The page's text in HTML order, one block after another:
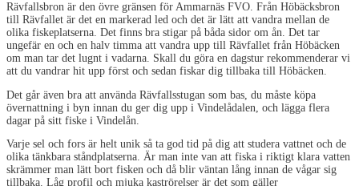
Rävfallsbron är den övre gränsen för Ammarnäs FVO. Från Höbäcksbron
till Rävfallet är det en markerad led och det är lätt att vandra mellan de
olika fiskeplatserna. Det finns bra stigar på båda sidor om ån. Det tar
ungefär en och en halv timma att vandra upp till Rävfallet från Höbäcken
om man tar det lugnt i vadarna. Skall du göra en dagstur rekommenderar vi
att du vandrar hit upp först och sedan fiskar dig tillbaka till Höbäcken.
Det går även bra att använda Rävfallsstugan som bas, du måste köpa
övernattning i byn innan du ger dig upp i Vindelådalen, och lägga flera
dagar på sitt fiske i Vindelån.
Varje sel och fors är helt unik så ta god tid på dig att studera vattnet och de
olika tänkbara ståndplatserna. Är man inte van att fiska i riktigt klara vatten
skrämmer man lätt bort fisken och då blir väntan lång innan de vågar sig
tillbaka. Låg profil och mjuka kaströrelser är det som gäller